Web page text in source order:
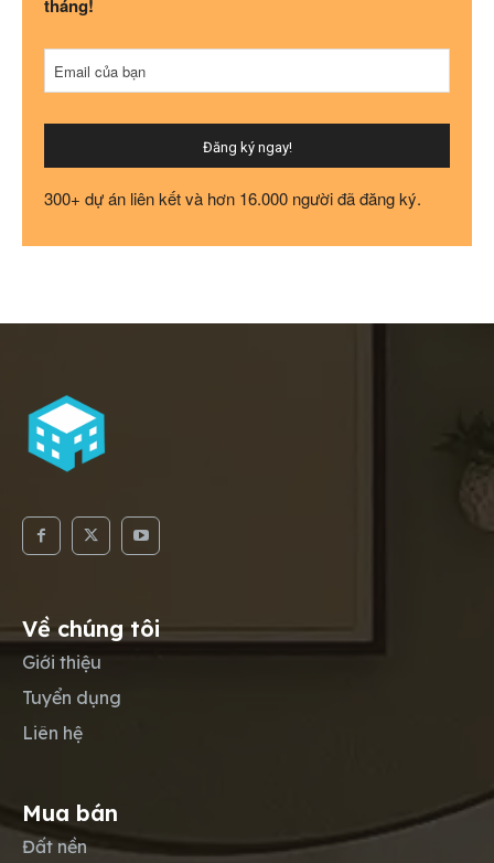
tháng!
Email của bạn
Đăng ký ngay!
Contact
300+ dự án liên kết và hơn 16.000 người đã đăng ký.
Về chúng tôi
Giới thiệu
Tuyển dụng
Liên hệ
Mua bán
Đất nền